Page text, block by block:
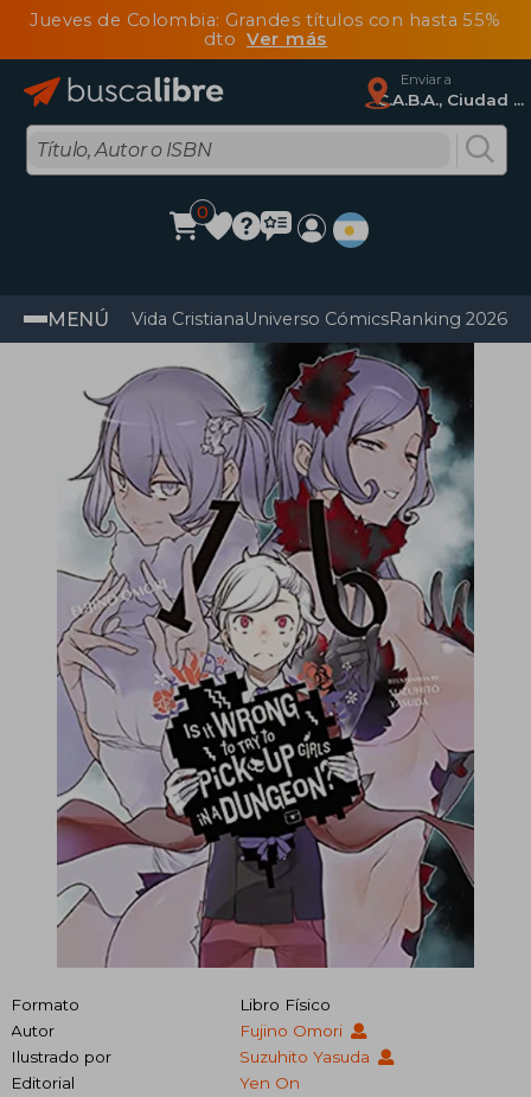
Jueves de Colombia: Grandes títulos con hasta 55%
dtoVer más
Enviar a
C.A.B.A., Ciudad Autónoma De Buenos Aires
0
MENÚ Vida CristianaUniverso CómicsRanking 2026
Formato
Libro Físico
Autor
Fujino Omori
Ilustrado por
Suzuhito Yasuda
Editorial
Yen On